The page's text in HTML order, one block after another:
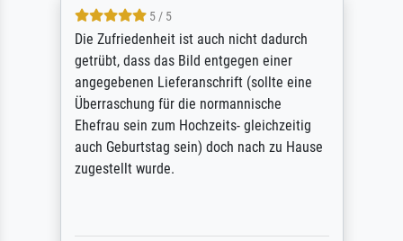
5 / 5
Die Zufriedenheit ist auch nicht dadurch
getrübt, dass das Bild entgegen einer
angegebenen Lieferanschrift (sollte eine
Überraschung für die normannische
Ehefrau sein zum Hochzeits- gleichzeitig
auch Geburtstag sein) doch nach zu Hause
zugestellt wurde.